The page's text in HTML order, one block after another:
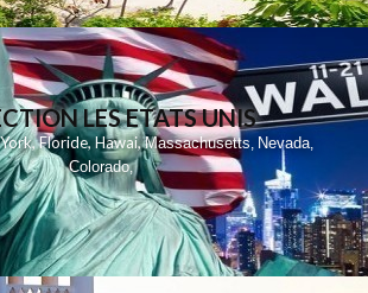
LES ETATS UNIS
,Floride,Hawai,Massachusetts, Nevada,
Colorado,